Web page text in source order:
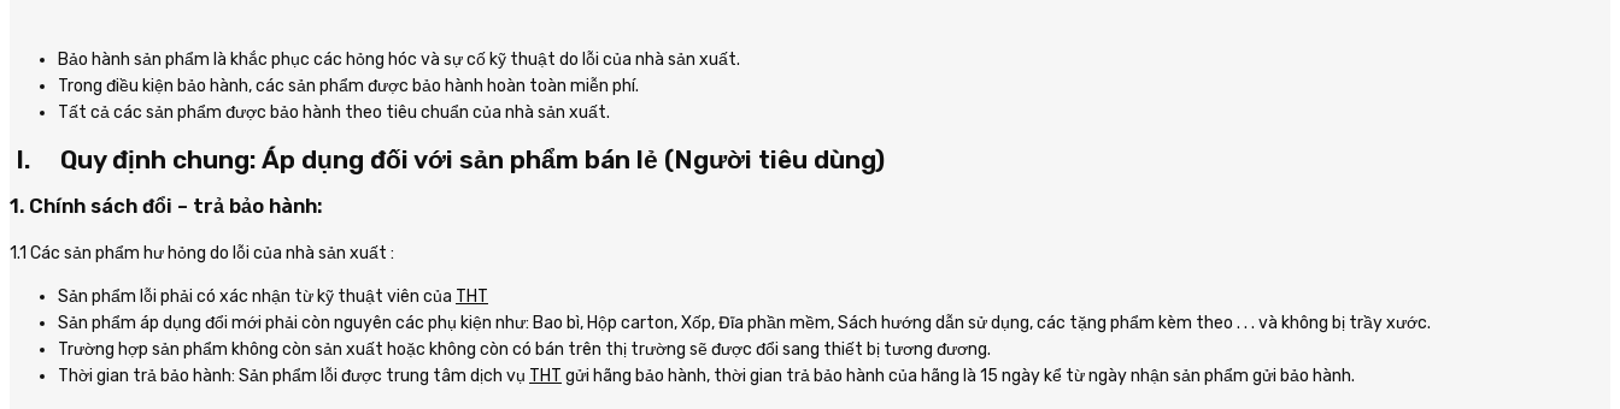
Bảo hành sản phẩm là khắc phục các hỏng hóc và sự cố kỹ thuật do lỗi của nhà sản xuất.
Trong điều kiện bảo hành, các sản phẩm được bảo hành hoàn toàn miễn phí.
Tất cả các sản phẩm được bảo hành theo tiêu chuẩn của nhà sản xuất.
I. Quy định chung: Áp dụng đối với sản phẩm bán lẻ (Người tiêu dùng)
1. Chính sách đổi – trả bảo hành:
1.1 Các sản phẩm hư hỏng do lỗi của nhà sản xuất :
Sản phẩm lỗi phải có xác nhận từ kỹ thuật viên của THT
Sản phẩm áp dụng đổi mới phải còn nguyên các phụ kiện như: Bao bì, Hộp carton, Xốp, Đĩa phần mềm, Sách hướng dẫn sử dụng, các tặng phẩm kèm theo . . . và không bị trầy xước.
Trường hợp sản phẩm không còn sản xuất hoặc không còn có bán trên thị trường sẽ được đổi sang thiết bị tương đương.
Thời gian trả bảo hành: Sản phẩm lỗi được trung tâm dịch vụ THT gửi hãng bảo hành, thời gian trả bảo hành của hãng là 15 ngày kể từ ngày nhận sản phẩm gửi bảo hành.